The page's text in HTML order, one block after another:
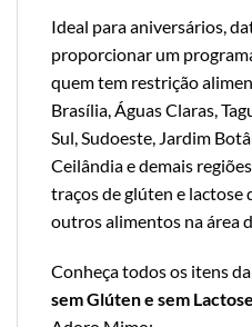
Ideal para aniversários,
proporcionar um
quem tem restrição
Brasília, Águas Claras,
Sul, Sudoeste, Jardim
Ceilândia e demais
traços de glúten e lactose
outros alimentos na área
Conheça todos os itens da
sem Glúten e sem